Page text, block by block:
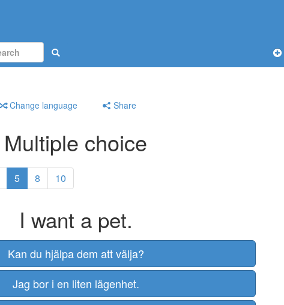
Change language Share
Multiple choice
5 8 10
I want a pet.
Kan du hjälpa dem att välja?
Jag bor i en liten lägenhet.